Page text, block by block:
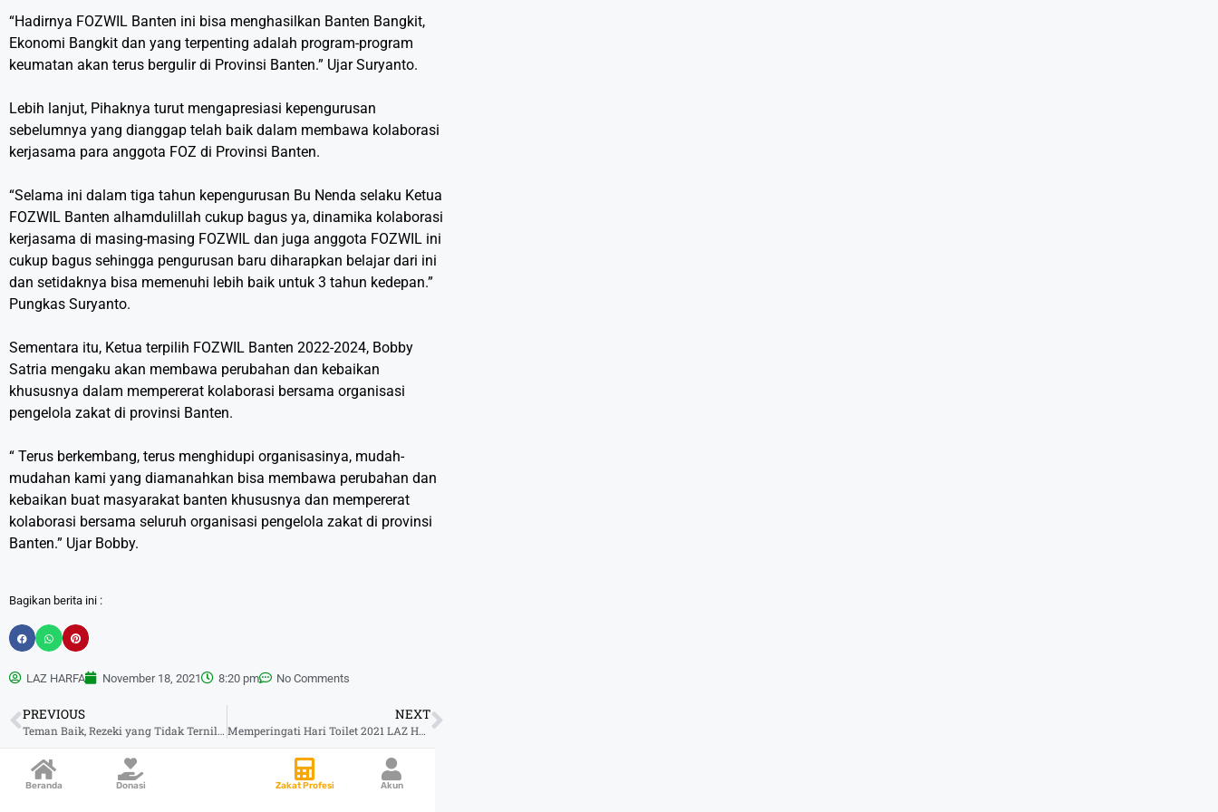
“Hadirnya FOZWIL Banten ini bisa menghasilkan Banten Bangkit,
Ekonomi Bangkit dan yang terpenting adalah program-program
keumatan akan terus bergulir di Provinsi Banten.” Ujar Suryanto.
Lebih lanjut, Pihaknya turut mengapresiasi kepengurusan
sebelumnya yang dianggap telah baik dalam membawa kolaborasi
kerjasama para anggota FOZ di Provinsi Banten.
“Selama ini dalam tiga tahun kepengurusan Bu Nenda selaku Ketua
FOZWIL Banten alhamdulillah cukup bagus ya, dinamika kolaborasi
kerjasama di masing-masing FOZWIL dan juga anggota FOZWIL ini
cukup bagus sehingga pengurusan baru diharapkan belajar dari ini
dan setidaknya bisa memenuhi lebih baik untuk 3 tahun kedepan.”
Pungkas Suryanto.
Sementara itu, Ketua terpilih FOZWIL Banten 2022-2024, Bobby
Satria mengaku akan membawa perubahan dan kebaikan
khususnya dalam mempererat kolaborasi bersama organisasi
pengelola zakat di provinsi Banten.
“ Terus berkembang, terus menghidupi organisasinya, mudah-
mudahan kami yang diamanahkan bisa membawa perubahan dan
kebaikan buat masyarakat banten khususnya dan mempererat
kolaborasi bersama seluruh organisasi pengelola zakat di provinsi
Banten.” Ujar Bobby.
Bagikan berita ini :
LAZ HARFA November 18, 2021 8:20 pm No Comments
PREVIOUS
Teman Baik, Rezeki yang Tidak Ternilai Keberadaannya
NEXT
Memperingati Hari Toilet 2021 LAZ Harfa Bersama Warga Membangun 11.162 Jamban di Banten
Beranda Donasi Zakat Profesi Akun